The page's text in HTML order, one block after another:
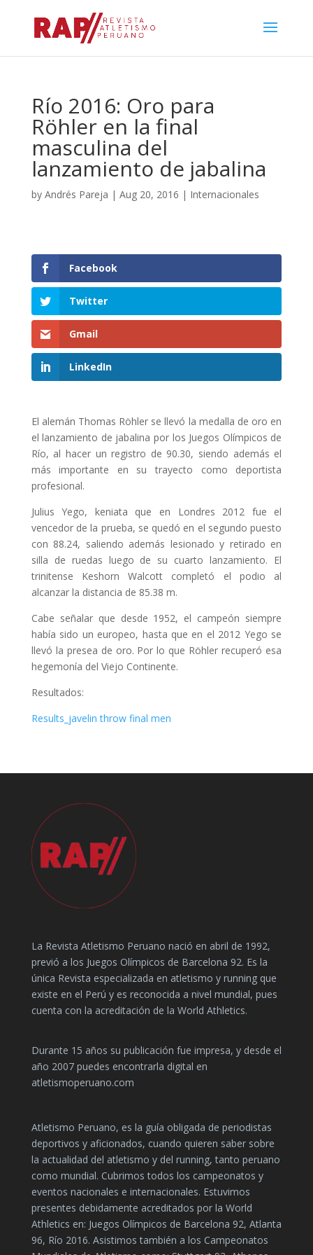
Río 2016: Oro para
Röhler en la final
masculina del
lanzamiento de jabalina
by Andrés Pareja | Aug 20, 2016 | Internacionales
Facebook
Twitter
Gmail
LinkedIn
El alemán Thomas Röhler se llevó la medalla de oro en
el lanzamiento de jabalina por los Juegos Olímpicos de
Río, al hacer un registro de 90.30, siendo además el
más importante en su trayecto como deportista
profesional.
Julius Yego, keniata que en Londres 2012 fue el
vencedor de la prueba, se quedó en el segundo puesto
con 88.24, saliendo además lesionado y retirado en
silla de ruedas luego de su cuarto lanzamiento. El
trinitense Keshorn Walcott completó el podio al
alcanzar la distancia de 85.38 m.
Cabe señalar que desde 1952, el campeón siempre
había sido un europeo, hasta que en el 2012 Yego se
llevó la presea de oro. Por lo que Röhler recuperó esa
hegemonía del Viejo Continente.
Resultados:
Results_javelin throw final men
La Revista Atletismo Peruano nació en abril de 1992,
previó a los Juegos Olímpicos de Barcelona 92. Es la
única Revista especializada en atletismo y running que
existe en el Perú y es reconocida a nivel mundial, pues
cuenta con la acreditación de la World Athletics.
Durante 15 años su publicación fue impresa, y desde el
año 2007 puedes encontrarla digital en
atletismoperuano.com
Atletismo Peruano, es la guía obligada de periodistas
deportivos y aficionados, cuando quieren saber sobre
la actualidad del atletismo y del running, tanto peruano
como mundial. Cubrimos todos los campeonatos y
eventos nacionales e internacionales. Estuvimos
presentes debidamente acreditados por la World
Athletics en: Juegos Olímpicos de Barcelona 92, Atlanta
96, Río 2016. Asistimos también a los Campeonatos